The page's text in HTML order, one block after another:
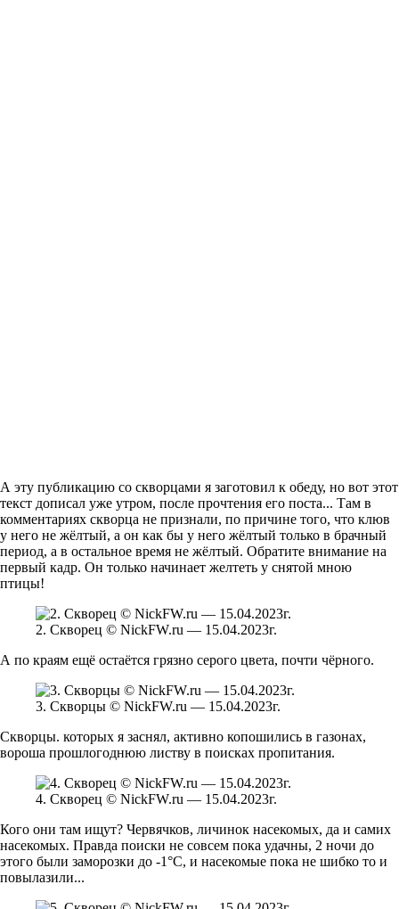
А эту публикацию со скворцами я заготовил к обеду, но вот этот
текст дописал уже утром, после прочтения его поста... Там в
комментариях скворца не признали, по причине того, что клюв
у него не жёлтый, а он как бы у него жёлтый только в брачный
период, а в остальное время не жёлтый. Обратите внимание на
первый кадр. Он только начинает желтеть у снятой мною
птицы!
2. Скворец © NickFW.ru — 15.04.2023г.
А по краям ещё остаётся грязно серого цвета, почти чёрного.
3. Скворцы © NickFW.ru — 15.04.2023г.
Скворцы. которых я заснял, активно копошились в газонах,
вороша прошлогоднюю листву в поисках пропитания.
4. Скворец © NickFW.ru — 15.04.2023г.
Кого они там ищут? Червячков, личинок насекомых, да и самих
насекомых. Правда поиски не совсем пока удачны, 2 ночи до
этого были заморозки до -1°С, и насекомые пока не шибко то и
повылазили...